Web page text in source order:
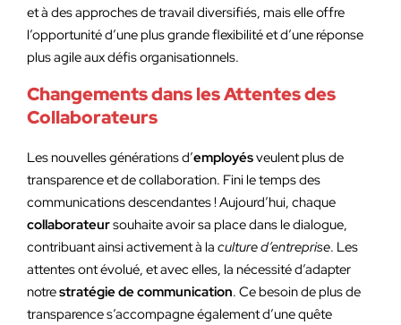
et à des approches de travail diversifiés, mais elle offre
l’opportunité d’une plus grande flexibilité et d’une réponse
plus agile aux défis organisationnels.
Changements dans les Attentes des
Collaborateurs
Les nouvelles générations d’employésveulent plus de
transparence et de collaboration. Fini le temps des
communications descendantes ! Aujourd’hui, chaque
collaborateursouhaite avoir sa place dans le dialogue,
contribuant ainsi activement à la culture d’entreprise. Les
attentes ont évolué, et avec elles, la nécessité d’adapter
notrestratégie de communication. Ce besoin de plus de
transparence s’accompagne également d’une quête